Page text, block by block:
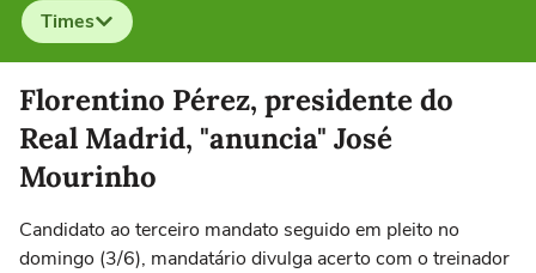
Times
Selecione o time para ver as notícias
Florentino Pérez, presidente do
Real Madrid, "anuncia" José
Mourinho
Candidato ao terceiro mandato seguido em pleito no
domingo (3/6), mandatário divulga acerto com o treinador